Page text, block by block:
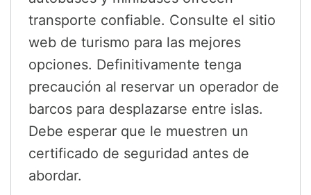
transporte confiable. Consulte el sitio
web de turismo para las mejores
opciones. Definitivamente tenga
precaución al reservar un operador de
barcos para desplazarse entre islas.
Debe esperar que le muestren un
certificado de seguridad antes de
abordar.